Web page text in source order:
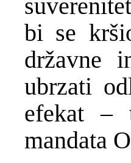
bi se
državne
ubrzati
efekat –
mandata